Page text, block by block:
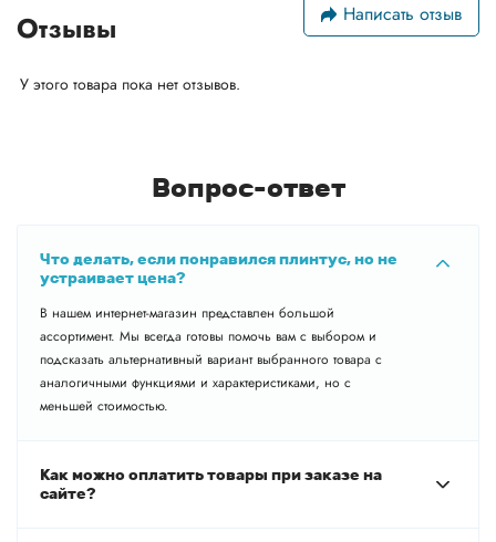
Отзывы Написать отзыв
У этого товара пока нет отзывов.
Вопрос-ответ
Что делать, если понравился плинтус, но не
устраивает цена?
В нашем интернет-магазин представлен большой
ассортимент. Мы всегда готовы помочь вам с выбором и
подсказать альтернативный вариант выбранного товара с
аналогичными функциями и характеристиками, но с
меньшей стоимостью.
Как можно оплатить товары при заказе на
сайте?